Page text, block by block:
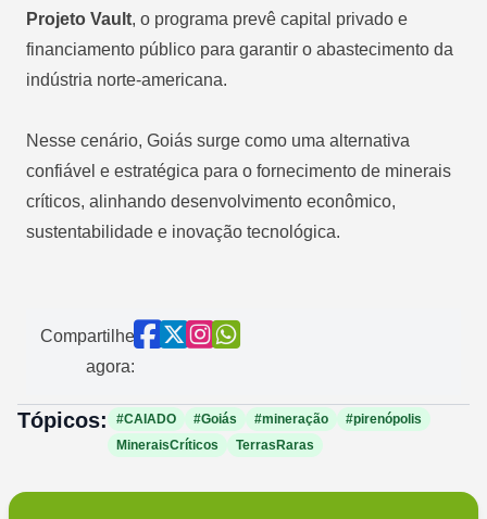
Projeto Vault, o programa prevê capital privado e
financiamento público para garantir o abastecimento da
indústria norte-americana.
Nesse cenário, Goiás surge como uma alternativa
confiável e estratégica para o fornecimento de minerais
críticos, alinhando desenvolvimento econômico,
sustentabilidade e inovação tecnológica.
Compartilhe
agora:
Tópicos: #CAIADO #Goiás #mineração
#pirenópolis
MineraisCríticos
TerrasRaras